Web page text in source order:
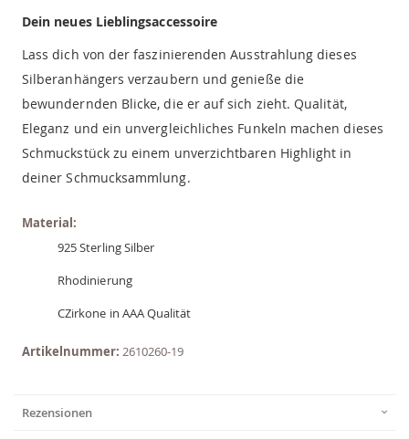
Dein neues Lieblingsaccessoire
Lass dich von der faszinierenden Ausstrahlung dieses
Silberanhängers verzaubern und genieße die
bewundernden Blicke, die er auf sich zieht. Qualität,
Eleganz und ein unvergleichliches Funkeln machen dieses
Schmuckstück zu einem unverzichtbaren Highlight in
deiner Schmucksammlung.
Material:
925 Sterling Silber
Rhodinierung
CZirkone in AAA Qualität
Artikelnummer: 2610260-19
Rezensionen